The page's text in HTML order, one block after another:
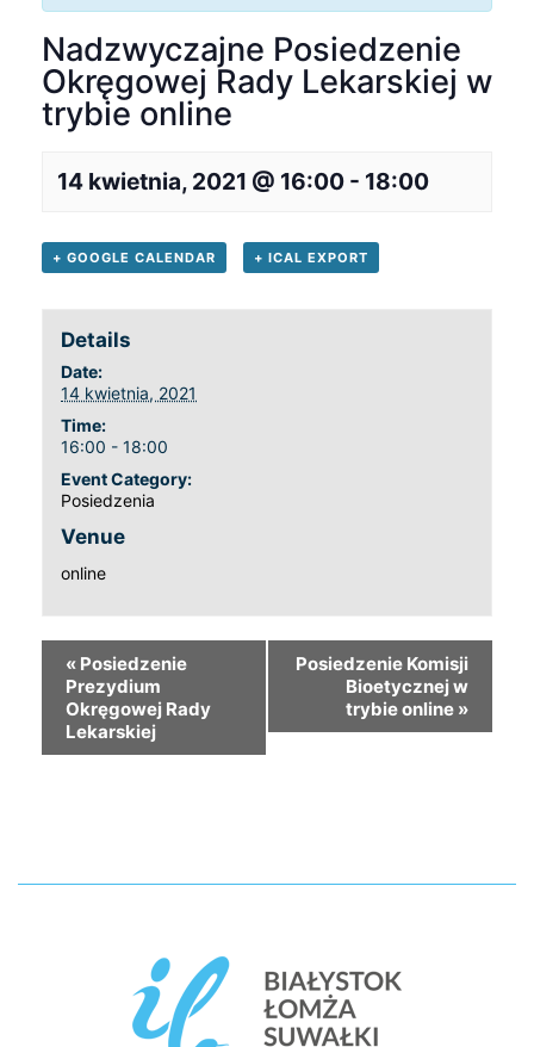
Nadzwyczajne Posiedzenie
Okręgowej Rady Lekarskiej w
trybie online
14 kwietnia, 2021 @ 16:00 - 18:00
+ GOOGLE CALENDAR + ICAL EXPORT
Details
Date:
14 kwietnia, 2021
Time:
16:00 - 18:00
Event Category:
Posiedzenia
Venue
online
« Posiedzenie
Prezydium
Okręgowej Rady
Lekarskiej
Posiedzenie Komisji
Bioetycznej w
trybie online »